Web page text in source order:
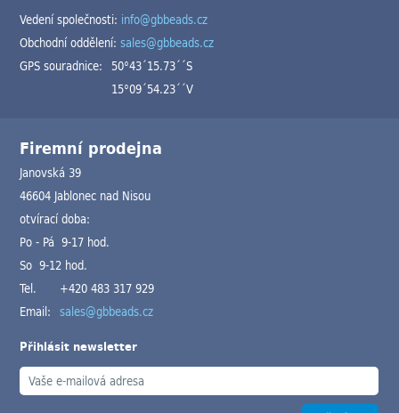
Vedení společnosti: info@gbbeads.cz
Obchodní oddělení:sales@gbbeads.cz
GPS souradnice: 50°43´15.73´´S
15°09´54.23´´V
Firemní prodejna
Janovská 39
46604 Jablonec nad Nisou
otvírací doba:
Po - Pá 9-17 hod.
So 9-12 hod.
Tel.
+420 483 317 929
Email: sales@gbbeads.cz
Přihlásit newsletter